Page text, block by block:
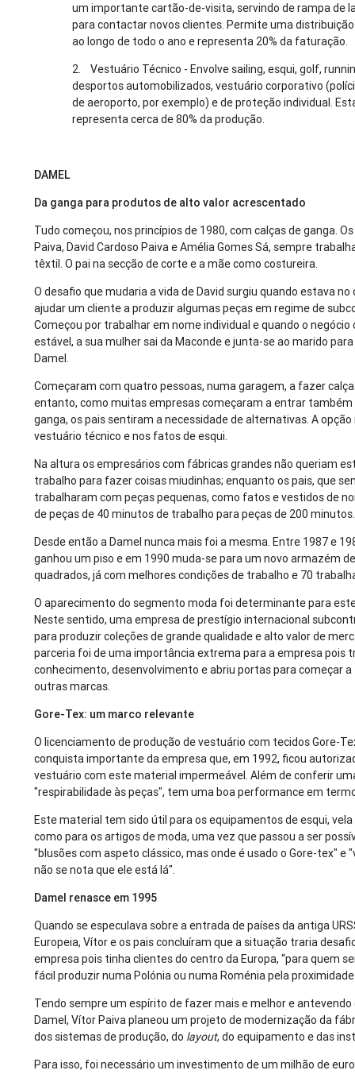
um importante cartão-de-visita, servindo de rampa de
para contactar novos clientes. Permite uma
ao longo de todo o ano e representa 20% da faturação.
2. Vestuário Técnico - Envolve sailing, esqui, golf,
desportos automobilizados, vestuário corporativo
de aeroporto, por exemplo) e de proteção individual.
representa cerca de 80% da produção.
DAMEL
Da ganga para produtos de alto valor acrescentado
Tudo começou, nos princípios de 1980, com calças de ganga.
Paiva, David Cardoso Paiva e Amélia Gomes Sá, sempre
têxtil. O pai na secção de corte e a mãe como costureira.
O desafio que mudaria a vida de David surgiu quando estava
ajudar um cliente a produzir algumas peças em regime de
Começou por trabalhar em nome individual e quando o negócio
estável, a sua mulher sai da Maconde e junta-se ao marido
Damel.
Começaram com quatro pessoas, numa garagem, a fazer
entanto, como muitas empresas começaram a entrar também
ganga, os pais sentiram a necessidade de alternativas. A opção
vestuário técnico e nos fatos de esqui.
Na altura os empresários com fábricas grandes não queriam
trabalho para fazer coisas miudinhas; enquanto os pais, que
trabalharam com peças pequenas, como fatos e vestidos de
de peças de 40 minutos de trabalho para peças de 200 minutos.
Desde então a Damel nunca mais foi a mesma. Entre 1987 e
ganhou um piso e em 1990 muda-se para um novo armazém
quadrados, já com melhores condições de trabalho e 70
O aparecimento do segmento moda foi determinante para
Neste sentido, uma empresa de prestígio internacional
para produzir coleções de grande qualidade e alto valor de
parceria foi de uma importância extrema para a empresa pois
conhecimento, desenvolvimento e abriu portas para começar
outras marcas.
Gore-Tex: um marco relevante
O licenciamento de produção de vestuário com tecidos Gore-
conquista importante da empresa que, em 1992, ficou
vestuário com este material impermeável. Além de conferir
"respirabilidade às peças", tem uma boa performance em
Este material tem sido útil para os equipamentos de esqui,
como para os artigos de moda, uma vez que passou a ser
"blusões com aspeto clássico, mas onde é usado o Gore-tex" e
não se nota que ele está lá".
Damel renasce em 1995
Quando se especulava sobre a entrada de países da antiga
Europeia, Vítor e os pais concluíram que a situação traria
empresa pois tinha clientes do centro da Europa, “para quem
fácil produzir numa Polónia ou numa Roménia pela
Tendo sempre um espírito de fazer mais e melhor e antevendo
Damel, Vítor Paiva planeou um projeto de modernização da
dos sistemas de produção, do layout, do equipamento e das
Para isso, foi necessário um investimento de um milhão de